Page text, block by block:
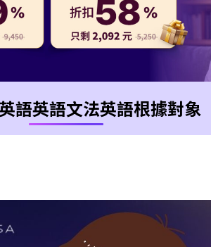
語英語文法英語根據對象